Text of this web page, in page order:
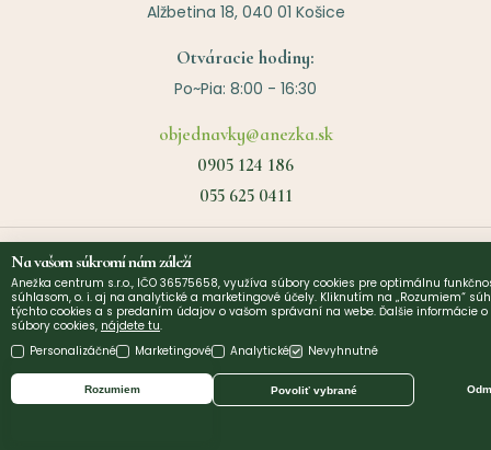
Alžbetina 18, 040 01 Košice
Otváracie hodiny:
Po~Pia: 8:00 - 16:30
objednavky@anezka.sk
0905 124 186
055 625 0411
Užitočné linky
O nás
Kontakt
Diagnostika a poradenstvo
©2026Anezka centrum s.r.o. | Design by
Na vašom súkromí nám záleží
Anežka centrum s.r.o., IČO 36575658, využíva súbory cookies pre optimálnu
súhlasom, o. i. aj na analytické a marketingové účely. Kliknutím na „Rozumiem“
týchto cookies a s predaním údajov o vašom správaní na webe. Ďalšie informácie
súbory cookies, nájdete tu.
Personalizáčné
Marketingové Analytické Nevyhnutné
Rozumiem Povoliť vybrané